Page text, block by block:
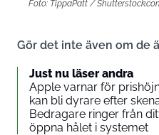
Foto: TippaPatt /
Gör det inte även om de
Just nu läser andra
Apple varnar för
kan bli dyrare efter
Bedragare ringer från
öppna hålet i systemet